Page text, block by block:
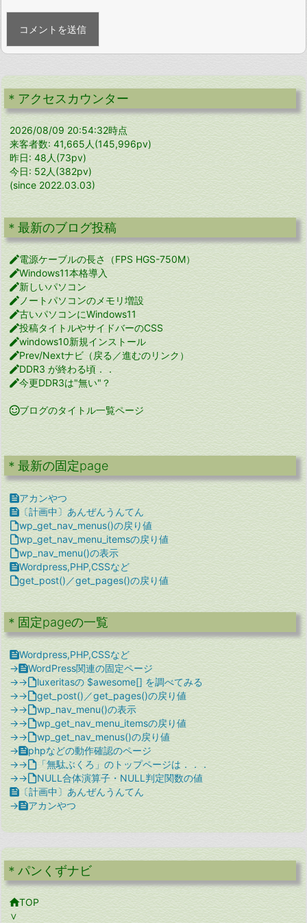
＊アクセスカウンター
2026/08/09 20:54:32時点
来客者数: 41,665人(145,996pv)
昨日: 48人(73pv)
今日: 52人(382pv)
(since 2022.03.03)
＊最新のブログ投稿
電源ケーブルの長さ（FPS HGS-750M）
Windows11本格導入
新しいパソコン
 ノートパソコンのメモリ増設
古いパソコンにWindows11
投稿タイトルやサイドバーのCSS
windows10新規インストール
Prev/Nextナビ（戻る／進むのリンク）
DDR3 が終わる頃．．
今更DDR3は"無い"？
ブログのタイトル一覧ページ
＊最新の固定page
アカンやつ
 〔計画中〕あんぜんうんてん
wp_get_nav_menus()の戻り値
wp_get_nav_menu_itemsの戻り値
wp_nav_menu()の表示
Wordpress,PHP,CSSなど
get_post()／get_pages()の戻り値
＊固定pageの一覧
Wordpress,PHP,CSSなど
→WordPress関連の固定ページ
→→luxeritasの $awesome[] を調べてみる
→→get_post()／get_pages()の戻り値
→→wp_nav_menu()の表示
→→wp_get_nav_menu_itemsの戻り値
→→wp_get_nav_menus()の戻り値
→phpなどの動作確認のページ
→→ 「無駄ぶくろ」のトップページは．．．
→→NULL合体演算子・NULL判定関数の値
 〔計画中〕あんぜんうんてん
→アカンやつ
＊パンくずナビ
TOP
∨